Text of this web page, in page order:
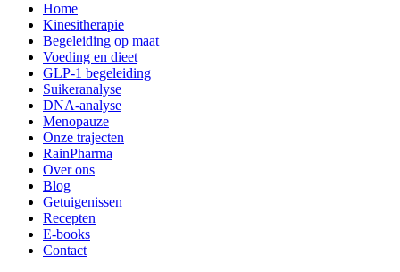
Home
Kinesitherapie
Begeleiding op maat
Voeding en dieet
GLP-1 begeleiding
Suikeranalyse
DNA-analyse
Menopauze
Onze trajecten
RainPharma
Over ons
Blog
Getuigenissen
Recepten
E-books
Contact